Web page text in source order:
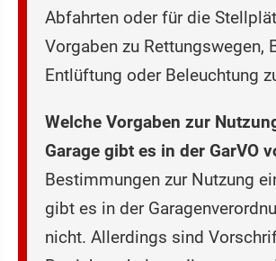
Abfahrten oder für die
Vorgaben zu Rettungswegen,
Entlüftung oder Beleuchtung
Welche Vorgaben zur
Garage gibt es in der GarVO
Bestimmungen zur Nutzung
gibt es in der
nicht. Allerdings sind